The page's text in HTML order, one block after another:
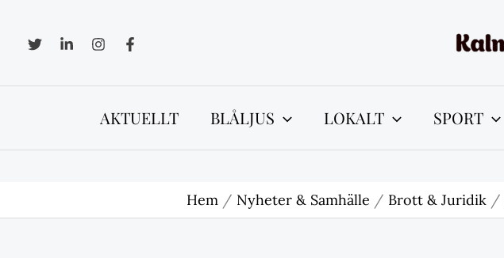
innehåll
AKTUELLT BLÅLJUS LOKALT SPORT
Hem Nyheter & Samhälle Brott & Juridik